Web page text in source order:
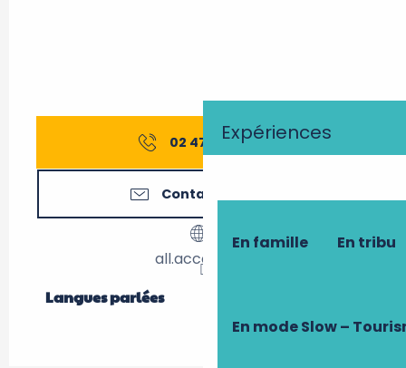
Expériences
En famille En tribu
En mode Slow –
02 47 49 55▒▒
Contactez-nous
all.accor.com
Langues parlées
Langues parlées